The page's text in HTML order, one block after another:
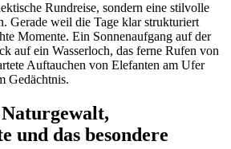
Rundreise, sondern eine stilvolle
Gerade weil die Tage klar strukturiert
Momente. Ein Sonnenaufgang auf der
auf ein Wasserloch, das ferne Rufen von
Auftauchen von Elefanten am Ufer
Gedächtnis.
und das besondere